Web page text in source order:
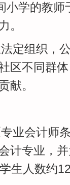
小学的教师
。
定组织，
区不同群
献。
业会计师
计专业，
生人数约